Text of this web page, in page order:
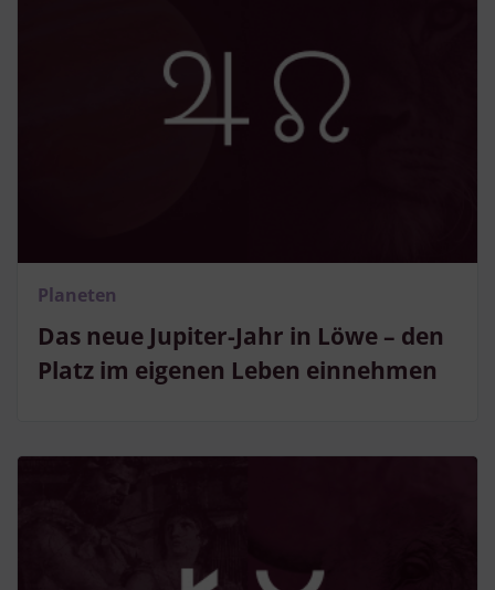
Das neue Jupiter-Jahr in Löwe – den
Platz im eigenen Leben einnehmen
Planeten